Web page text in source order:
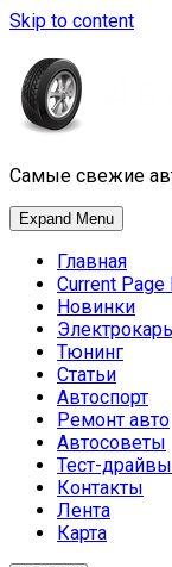
Skip to content
Самые свежие
Expand Menu
Главная
Current Page
Новинки
Тюнинг
Статьи
Автоспорт
Ремонт авто
Автосоветы
Тест-драйвы
Контакты
Лента
Карта